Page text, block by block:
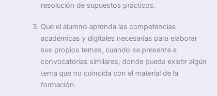
resolución de supuestos prácticos.
Que el alumno aprenda las competencias
académicas y digitales necesarias para elaborar
sus propios temas, cuando se presente a
convocatorias similares, donde pueda existir algún
tema que no coincida con el material de la
formación.